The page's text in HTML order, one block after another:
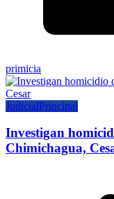
primicia
JudicialPrincipal
Investigan
Chimichagua,